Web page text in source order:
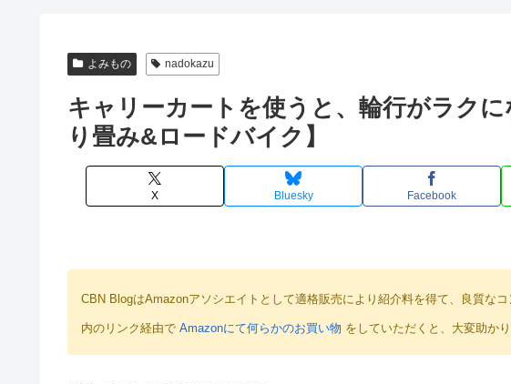
よみもの nadokazu
キャリーカートを使うと、輪行がラク
り畳み&ロードバイク】
X Bluesky Facebook
CBN BlogはAmazonアソシエイトとして適格販売により紹介料を得て、良質な
内のリンク経由で Amazonにて何らかのお買い物 をしていただくと、大変助か